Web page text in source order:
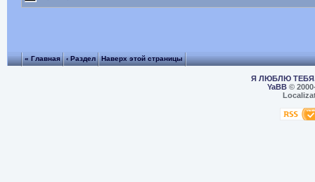
« Главная ‹ Раздел Наверх этой страницы
Я ЛЮБЛЮ
YaBB©